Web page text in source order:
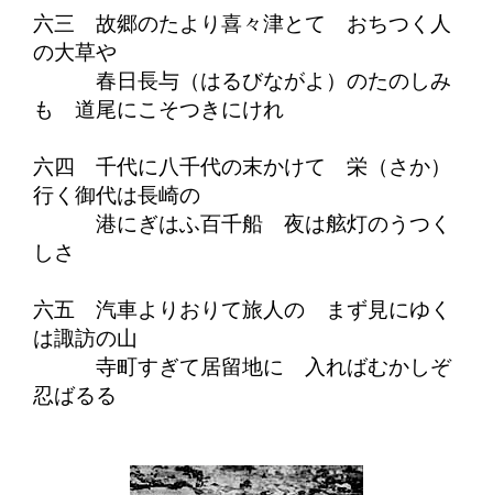
六三 故郷のたより喜々津とて おちつく人
の大草や
春日長与（はるびながよ）のたのしみ
も 道尾にこそつきにけれ
六四 千代に八千代の末かけて 栄（さか）
行く御代は長崎の
港にぎはふ百千船 夜は舷灯のうつく
しさ
六五 汽車よりおりて旅人の まず見にゆく
は諏訪の山
寺町すぎて居留地に 入ればむかしぞ
忍ばるる